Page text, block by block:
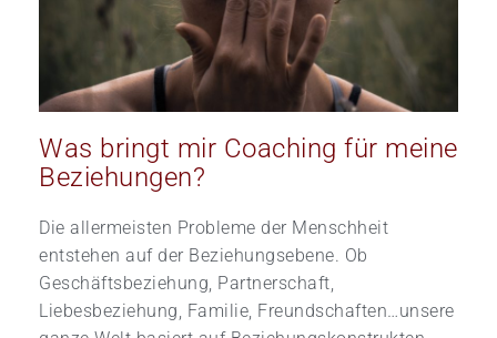
Was bringt mir Coaching für meine
Beziehungen?
Die allermeisten Probleme der Menschheit
entstehen auf der Beziehungsebene. Ob
Geschäftsbeziehung, Partnerschaft,
Liebesbeziehung, Familie, Freundschaften…unsere